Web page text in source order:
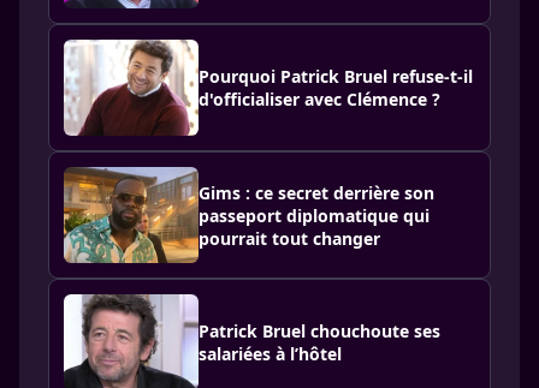
Pourquoi Patrick Bruel refuse-t-il
d'officialiser avec Clémence ?
Gims : ce secret derrière son
passeport diplomatique qui
pourrait tout changer
Patrick Bruel chouchoute ses
salariées à l’hôtel